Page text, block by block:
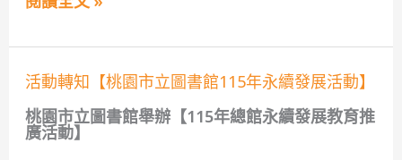
作
坊】
活動轉知【桃園市立圖書館115年永續發展活動】
桃園市立圖書館舉辦【115年總館永續發展教育推
廣活動】
活
動
轉
知
【桃